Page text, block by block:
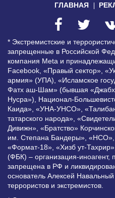
ГЛАВНАЯ
* Экстремистские и
запрещенные в Российской
компания Meta и
Facebook, «Правый сектор»,
армия» (УПА), «Исламское
Фатх аш-Шам» (бывшая
Нусра»), Национал-
Каида», «УНА-УНСО»,
татарского народа»,
Дивижн», «Братство»
им. Степана Бандеры», «НСО»,
«Формат-18», «Хизб ут-
(ФБК) – организация-иноагент,
запрещена в РФ и
основатель Алексей
террористов и экстремистов.